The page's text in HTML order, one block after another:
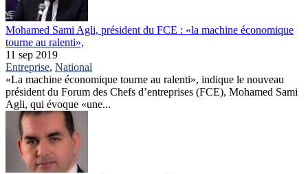
Mohamed Sami Agli, président du FCE : «la machine économique
tourne au ralenti»,
11 sep 2019
Entreprise, National
«La machine économique tourne au ralenti», indique le nouveau
président du Forum des Chefs d’entreprises (FCE), Mohamed Sami
Agli, qui évoque «une...